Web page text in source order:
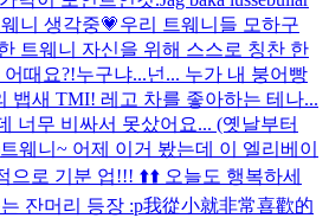
니 생각중💗우리 트웨니들 모하구
트웨니 자신을 위해 스스로 칭찬 한
때요?!누구냐...넌... 누가 내 붕어빵
뱁새 TMI! 레고 차를 좋아하는 테나...
너무 비싸서 못샀어요... (옛날부터
트웨니~ 어제 이거 봤는데 이 엘리베이
으로 기분 업!!! ⬆️⬆️ 오늘도 행복하세
잔머리 등장 :p我從小就非常喜歡的